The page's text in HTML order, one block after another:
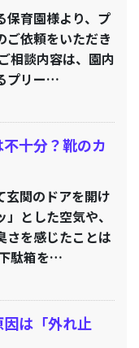
保育園様より、プ
ご依頼をいただき
相談内容は、園内
プリー…
十分？靴のカ
玄関のドアを開け
とした空気や、
さを感じたことは
駄箱を…
は「外れ止